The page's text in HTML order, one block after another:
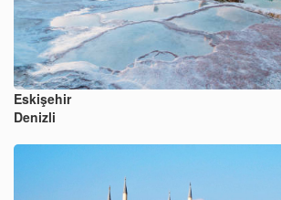
Eskişehir
Denizli